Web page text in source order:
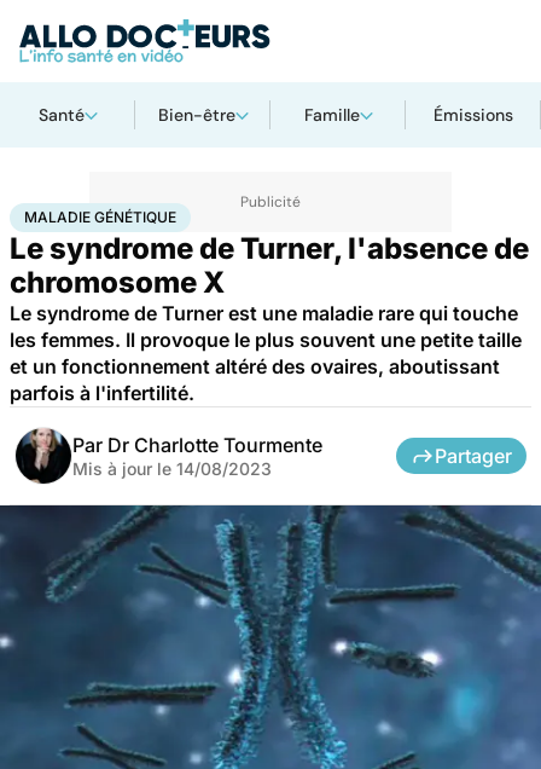
Santé Bien-être Famille Émissions
AccueilSantéMaladiesMaladies raresMaladie génétique
MALADIE GÉNÉTIQUE
Le syndrome de Turner, l'absence de
chromosome X
Le syndrome de Turner est une maladie rare qui touche
les femmes. Il provoque le plus souvent une petite taille
et un fonctionnement altéré des ovaires, aboutissant
parfois à l'infertilité.
Par Dr Charlotte Tourmente
Mis à jour le 14/08/2023
Partager